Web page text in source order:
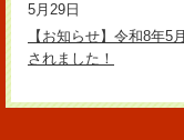
5月29日
【お知らせ】令和8年
されました！
議会運営